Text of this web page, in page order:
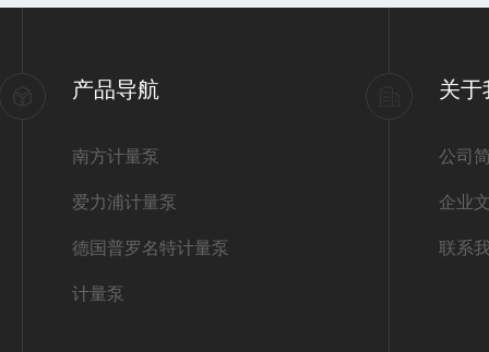
产品导航
南方计量泵
爱力浦计量泵
德国普罗名特计量泵
计量泵
关于
公司
企业
联系